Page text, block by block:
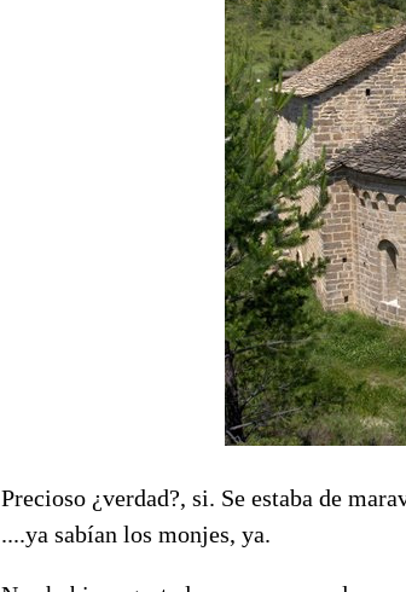
Precioso ¿verdad?, si. Se estaba de
....ya sabían los monjes, ya.